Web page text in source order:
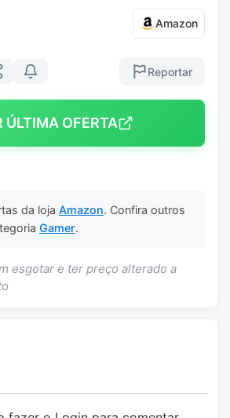
Amazon
Reportar
ÚLTIMA OFERTA
da loja Amazon. Confira outros
Gamer.
esgotar e ter preço alterado a